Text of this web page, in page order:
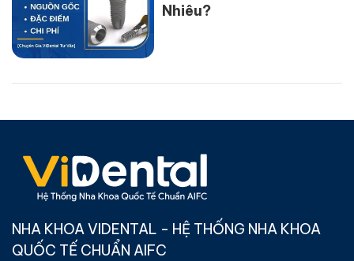
Nhiêu?
NHA KHOA VIDENTAL - HỆ THỐNG NHA KHOA
QUỐC TẾ CHUẨN AIFC